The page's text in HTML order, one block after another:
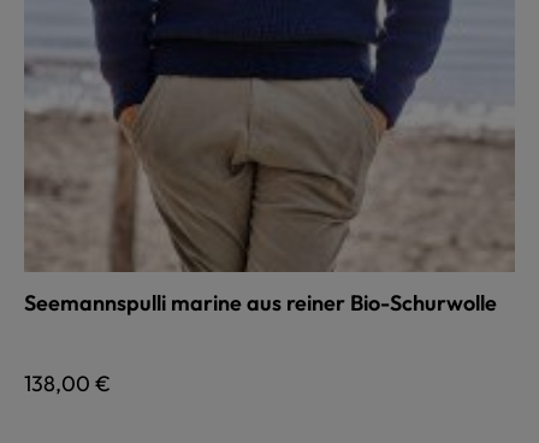
Seemannspulli marine aus reiner Bio-Schurwolle
Regulärer Preis:
138,00 €